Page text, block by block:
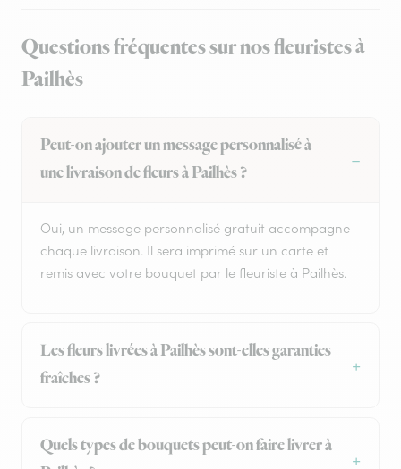
Questions fréquentes sur nos fleuristes à
Pailhès
Peut-on ajouter un message personnalisé à
une livraison de fleurs à Pailhès ?
Oui, un message personnalisé gratuit accompagne
chaque livraison. Il sera imprimé sur un carte et
remis avec votre bouquet par le fleuriste à Pailhès.
Les fleurs livrées à Pailhès sont-elles garanties
fraîches ?
Quels types de bouquets peut-on faire livrer à